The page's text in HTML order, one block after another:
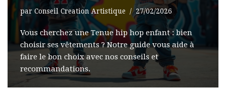
par Conseil Creation Artistique 27/02/2026
Vous cherchez une Tenue hip hop enfant : bien
choisir ses vêtements ? Notre guide vous aide à
faire le bon choix avec nos conseils et
recommandations.